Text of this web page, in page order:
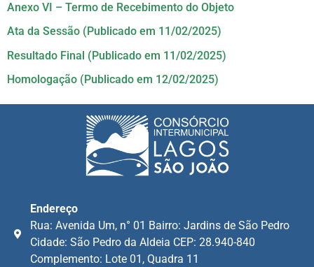
Anexo VI – Termo de Recebimento do Objeto
Ata da Sessão (Publicado em 11/02/2025)
Resultado Final (Publicado em 11/02/2025)
Homologação (Publicado em 12/02/2025)
Endereço
Rua: Avenida Um, n° 01 Bairro: Jardins de São Pedro
Cidade: São Pedro da Aldeia CEP: 28.940-840
Complemento: Lote 01, Quadra 11